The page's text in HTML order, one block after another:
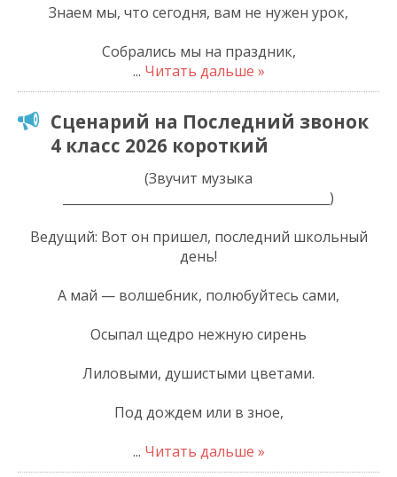
Знаем мы, что сегодня, вам не нужен урок,
Собрались мы на праздник,
... Читать дальше »
Сценарий на Последний звонок
4 класс 2026 короткий
(Звучит музыка
___________________________________________)
Ведущий: Вот он пришел, последний школьный
день!
А май — волшебник, полюбуйтесь сами,
Осыпал щедро нежную сирень
Лиловыми, душистыми цветами.
Под дождем или в зное,
... Читать дальше »